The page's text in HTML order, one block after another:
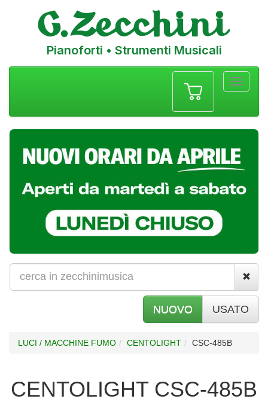
Pianoforti • Strumenti Musicali
NUOVO USATO
LUCI / MACCHINE FUMO CENTOLIGHT CSC-485B
CENTOLIGHT CSC-485B